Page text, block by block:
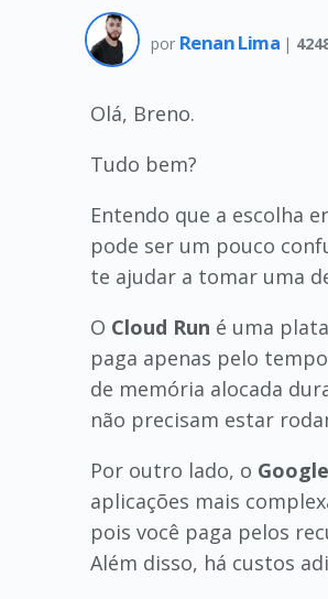
por Renan Lima |
Olá, Breno.
Tudo bem?
Entendo que a escolha
pode ser um pouco
te ajudar a tomar uma
O Cloud Run é uma
paga apenas pelo
de memória alocada
não precisam estar
Por outro lado, o
aplicações mais
pois você paga pelos
Além disso, há custos